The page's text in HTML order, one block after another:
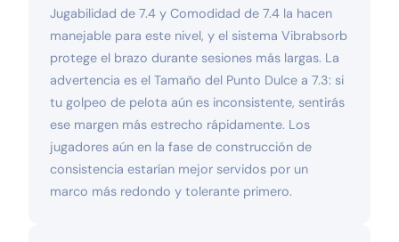
Jugabilidad de 7.4 y Comodidad de 7.4 la hacen
manejable para este nivel, y el sistema Vibrabsorb
protege el brazo durante sesiones más largas. La
advertencia es el Tamaño del Punto Dulce a 7.3: si
tu golpeo de pelota aún es inconsistente, sentirás
ese margen más estrecho rápidamente. Los
jugadores aún en la fase de construcción de
consistencia estarían mejor servidos por un
marco más redondo y tolerante primero.